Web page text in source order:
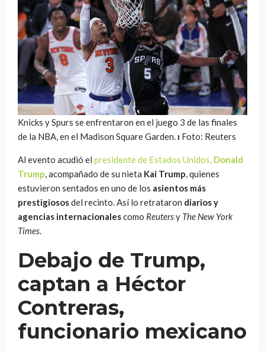
Knicks y Spurs se enfrentaron en el juego 3 de las finales
de la NBA, en el Madison Square Garden. ı Foto: Reuters
Al evento acudió el presidente de Estados Unidos, Donald
Trump, acompañado de su nieta Kai Trump, quienes
estuvieron sentados en uno de los asientos más
prestigiososdel recinto. Así lo retrataron diarios y
agencias internacionalescomo Reutersy The New York
Times.
Debajo de Trump,
captan a Héctor
Contreras,
funcionario mexicano